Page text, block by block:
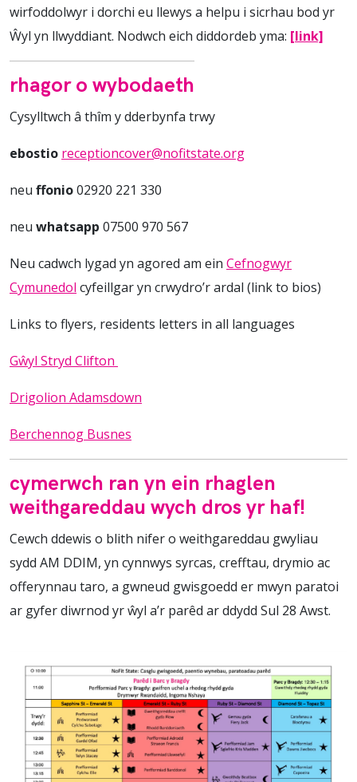
wirfoddolwyr i dorchi eu llewys a helpu i sicrhau bod yr
Ŵyl yn llwyddiant. Nodwch eich diddordeb yma: [link]
rhagor o wybodaeth
Cysylltwch â thîm y dderbynfa trwy
ebostio receptioncover@nofitstate.org
neu ffonio02920 221 330
neu whatsapp 07500 970 567
Neu cadwch lygad yn agored am ein Cefnogwyr
Cymunedol cyfeillgar yn crwydro’r ardal (link to bios)
Links to flyers, residents letters in all languages
Gŵyl Stryd Clifton
Drigolion Adamsdown
Berchennog Busnes
cymerwch ran yn ein rhaglen
weithgareddau wych dros yr haf!
Cewch ddewis o blith nifer o weithgareddau gwyliau
sydd AM DDIM, yn cynnwys syrcas, crefftau, drymio ac
offerynnau taro, a gwneud gwisgoedd er mwyn paratoi
ar gyfer diwrnod yr ŵyl a’r parêd ar ddydd Sul 28 Awst.